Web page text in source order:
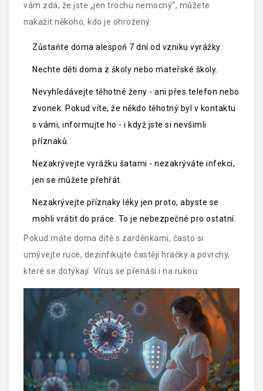
vám zdá, že jste „jen trochu nemocný“, můžete
nakažit někoho, kdo je ohrožený.
Zůstaňte doma alespoň 7 dní od vzniku vyrážky.
Nechte děti doma z školy nebo mateřské školy.
Nevyhledávejte těhotné ženy - ani přes telefon nebo
zvonek. Pokud víte, že někdo těhotný byl v kontaktu
s vámi, informujte ho - i když jste si nevšimli
příznaků.
Nezakrývejte vyrážku šatami - nezakrýváte infekci,
jen se můžete přehřát.
Nezakrývejte příznaky léky jen proto, abyste se
mohli vrátit do práce. To je nebezpečné pro ostatní.
Pokud máte doma dítě s zarděnkami, často si
umývejte ruce, dezinfikujte častěji hračky a povrchy,
které se dotýkají. Vírus se přenáší i na rukou.